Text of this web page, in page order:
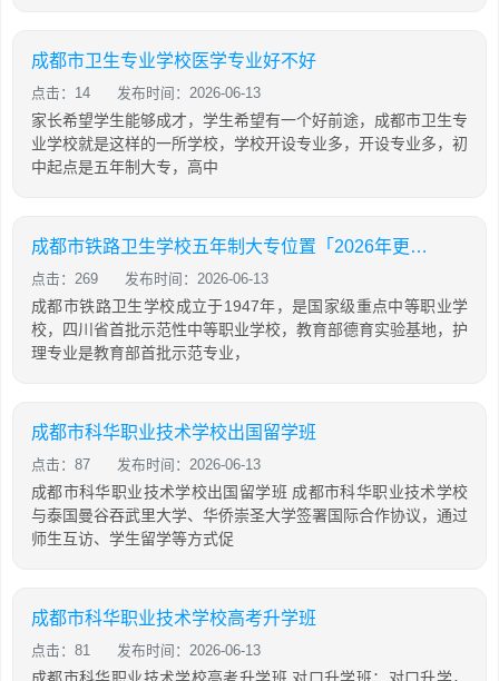
成都市卫生专业学校医学专业好不好
点击：14 发布时间：2026-06-13
家长希望学生能够成才，学生希望有一个好前途，成都市卫生专
业学校就是这样的一所学校，学校开设专业多，开设专业多，初
中起点是五年制大专，高中
成都市铁路卫生学校五年制大专位置「2026年更新」
点击：269 发布时间：2026-06-13
成都市铁路卫生学校成立于1947年，是国家级重点中等职业学
校，四川省首批示范性中等职业学校，教育部德育实验基地，护
理专业是教育部首批示范专业，
成都市科华职业技术学校出国留学班
点击：87 发布时间：2026-06-13
成都市科华职业技术学校出国留学班 成都市科华职业技术学校
与泰国曼谷吞武里大学、华侨崇圣大学签署国际合作协议，通过
师生互访、学生留学等方式促
成都市科华职业技术学校高考升学班
点击：81 发布时间：2026-06-13